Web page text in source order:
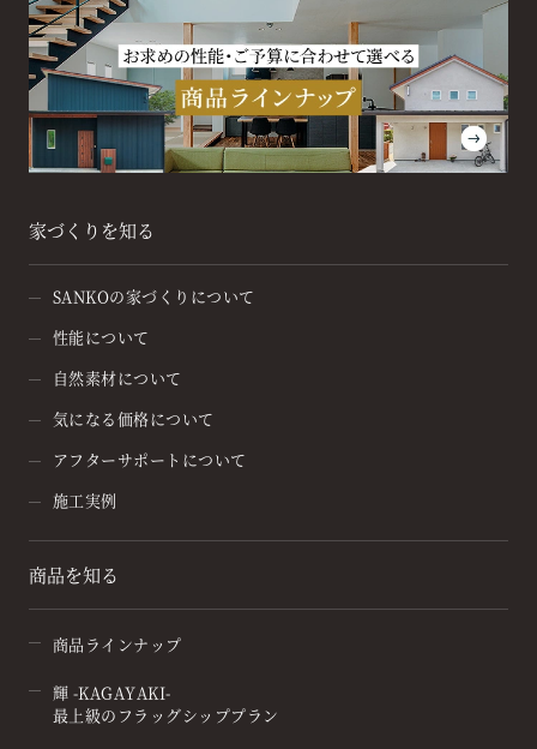
家づくりを知る
SANKOの家づくりについて
性能について
自然素材について
気になる価格について
アフターサポートについて
施工実例
商品を知る
商品ラインナップ
輝 -KAGAYAKI-
最上級のフラッグシッププラン